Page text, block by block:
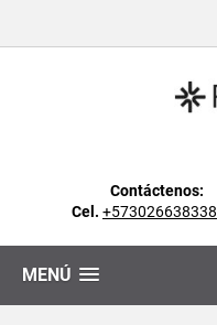
Contáctenos:
Cel. +573026638338
MENÚ